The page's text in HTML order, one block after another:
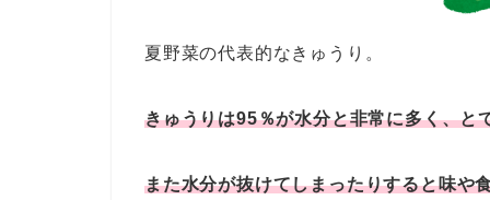
夏野菜の代表的なきゅうり。
きゅうりは95％が水分と非常に多く、と
また水分が抜けてしまったりすると味や